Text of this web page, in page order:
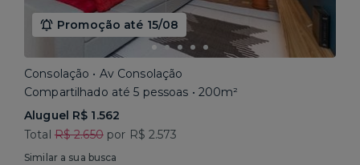
Promoção até 15/08
Consolação • Av Consolação
Compartilhado até 5 pessoas • 200m²
Aluguel R$ 1.562
Total R$ 2.650por R$ 2.573
Similar a sua busca